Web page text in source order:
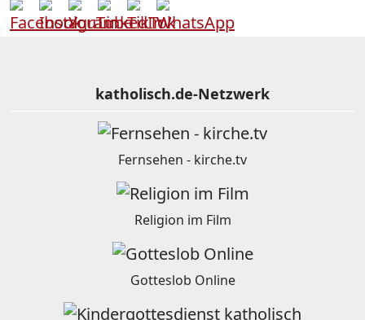
katholisch.de-Netzwerk
Fernsehen - kirche.tv
Religion im Film
Gotteslob Online